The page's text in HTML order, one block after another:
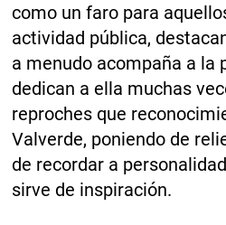
como un faro para
actividad pública,
a menudo acompaña a la
dedican a ella muchas
reproches que
Valverde, poniendo de
de recordar a
sirve de inspiración.